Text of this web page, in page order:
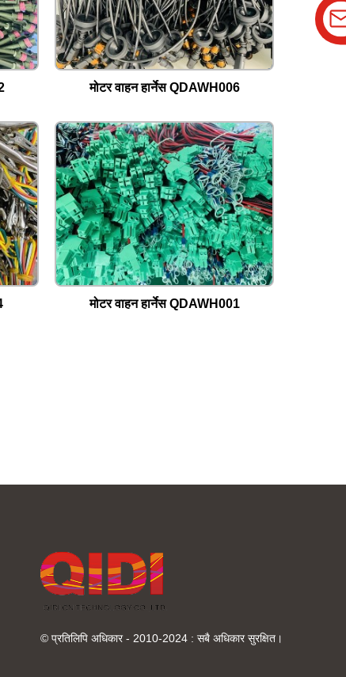
मोटर वाहन हार्नेस QDAWH006
मोटर वाहन हार्नेस QDAWH001
© प्रतिलिपि अधिकार - 2010-2024 : सबै अधिकार सुरक्षित।